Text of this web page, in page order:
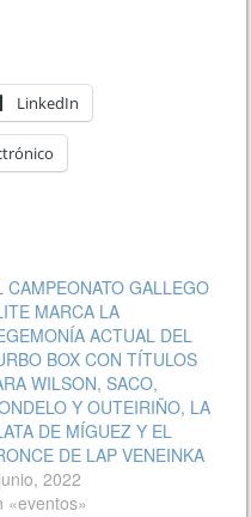
LinkedIn
CAMPEONATO GALLEGO
MARCA LA
ACTUAL DEL
BOX CON TÍTULOS
WILSON, SACO,
Y OUTEIRIÑO, LA
DE MÍGUEZ Y EL
DE LAP VENEINKA
2022
«eventos»